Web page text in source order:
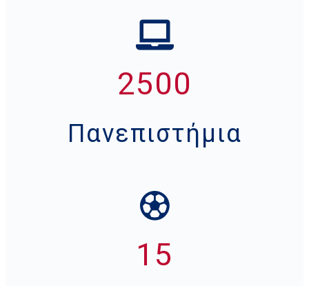
2500
Πανεπιστήμια
15